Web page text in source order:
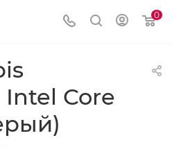
0
Intel Core